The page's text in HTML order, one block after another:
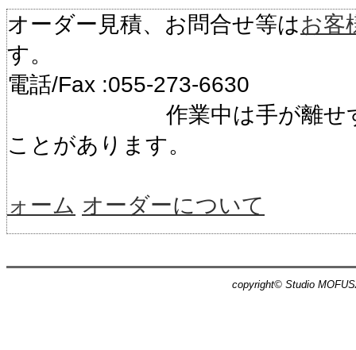
オーダー見積、お問合せ等はお客
す。
電話/Fax :055-273-6630
作業中は手が離せず電
ことがあります。
ォーム オーダーについて
copyright© Studio